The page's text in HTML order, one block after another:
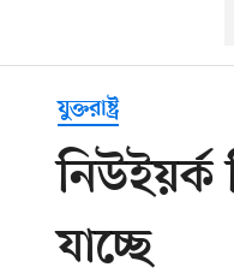
যুক্তরাষ্ট্র
যাচ্ছে